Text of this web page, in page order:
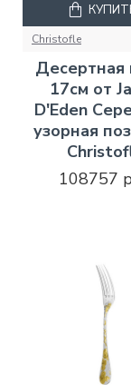
Christofle
Десертная
17см от
D'Eden
узорная
108757